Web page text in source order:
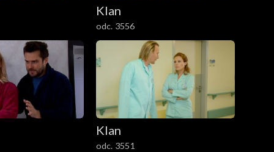
Klan
odc. 3556
Klan
odc. 3551